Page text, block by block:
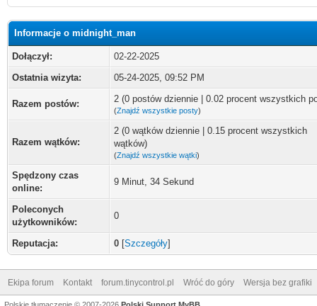
Informacje o midnight_man
Dołączył:
02-22-2025
Ostatnia wizyta:
05-24-2025, 09:52 PM
Razem postów: 2 (0 postów dziennie | 0.02 procent wszystkich
(Znajdź wszystkie posty)
Razem wątków:
2 (0 wątków dziennie | 0.15 procent wszystkich
wątków)
(Znajdź wszystkie wątki)
Spędzony czas
online:
9 Minut, 34 Sekund
Poleconych
użytkowników:
0
Reputacja: 0 [Szczegóły]
Ekipa forum Kontakt forum.tinycontrol.pl Wróć do góry Wersja bez grafiki